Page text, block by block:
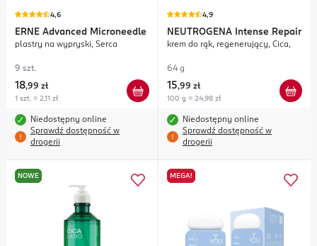
4,6
ERNE Advanced Microneedle
plastry na wypryski, Serca
9 szt.
18,99 zł
1 szt. = 2,11 zł
Niedostępny online
Sprawdź dostępność w
drogerii
4,9
NEUTROGENA Intense Repair
krem do rąk, regenerujący, Cica,
64 g
15,99 zł
100 g = 24,98 zł
Niedostępny online
Sprawdź dostępność w
drogerii
NOWE MEGA!